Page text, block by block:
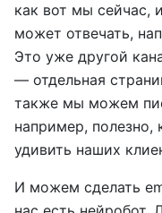
как вот мы сейчас,
может отвечать,
Это уже другой
— отдельная
также мы можем
например, полезно,
удивить наших
И можем сделать